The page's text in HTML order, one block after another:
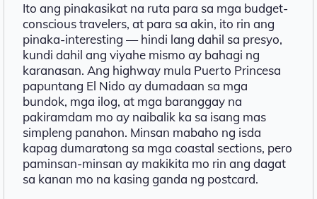
Ito ang pinakasikat na ruta para sa mga budget-
conscious travelers, at para sa akin, ito rin ang
pinaka-interesting — hindi lang dahil sa presyo,
kundi dahil ang viyahe mismo ay bahagi ng
karanasan. Ang highway mula Puerto Princesa
papuntang El Nido ay dumadaan sa mga
bundok, mga ilog, at mga baranggay na
pakiramdam mo ay naibalik ka sa isang mas
simpleng panahon. Minsan mabaho ng isda
kapag dumaratong sa mga coastal sections, pero
paminsan-minsan ay makikita mo rin ang dagat
sa kanan mo na kasing ganda ng postcard.